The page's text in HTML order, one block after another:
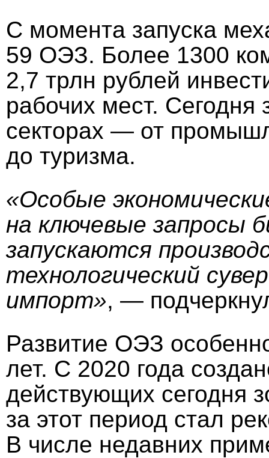
С момента запуска
59 ОЭЗ. Более 1300
2,7 трлн рублей
рабочих мест.
секторах — от
до туризма.
«Особые
на ключевые запросы
запускаются
технологический
импорт», —
Развитие ОЭЗ
лет. С 2020 года
действующих сегодня
за этот период стал
В числе недавних